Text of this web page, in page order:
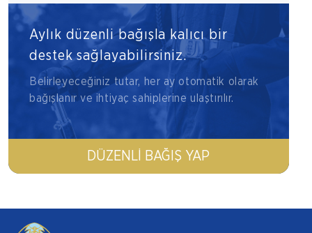
Aylık düzenli bağışla kalıcı bir
destek sağlayabilirsiniz.
Belirleyeceğiniz tutar, her ay otomatik olarak
bağışlanır ve ihtiyaç sahiplerine ulaştırılır.
DÜZENLI BAĞIŞ YAP